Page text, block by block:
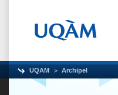
UQAM Archipel